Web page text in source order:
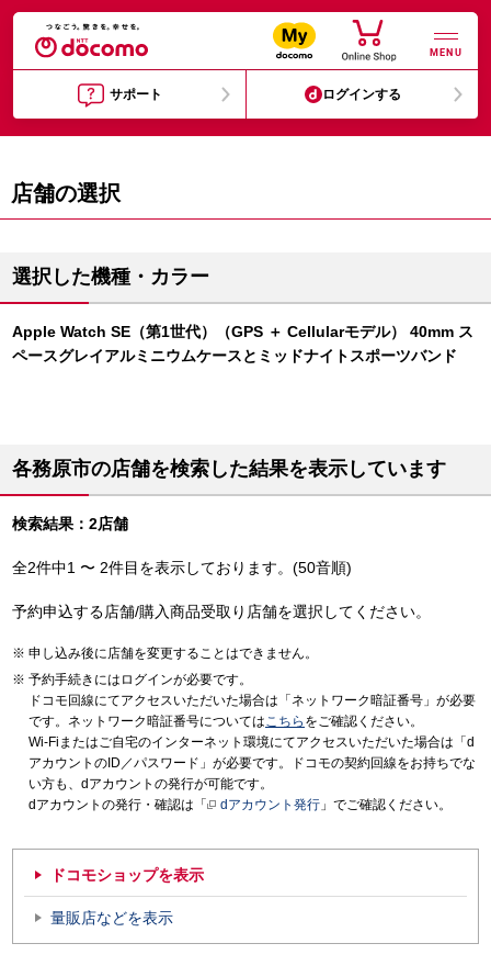
MENU
サポート ログインする
店舗の選択
選択した機種・カラー
Apple Watch SE（第1世代）（GPS ＋ Cellularモデル） 40mm ス
ペースグレイアルミニウムケースとミッドナイトスポーツバンド
各務原市の店舗を検索した結果を表示しています
検索結果：2店舗
全2件中1 〜 2件目を表示しております。(50音順)
予約申込する店舗/購入商品受取り店舗を選択してください。
申し込み後に店舗を変更することはできません。
予約手続きにはログインが必要です。
ドコモ回線にてアクセスいただいた場合は「ネットワーク暗証番号」が必要
です。ネットワーク暗証番号についてはこちら をご確認ください。
Wi-Fiまたはご自宅のインターネット環境にてアクセスいただいた場合は「d
アカウントのID／パスワード」が必要です。ドコモの契約回線をお持ちでな
い方も、dアカウントの発行が可能です。
dアカウントの発行・確認は「
dアカウント発行 」でご確認ください。
ドコモショップを表示
量販店などを表示